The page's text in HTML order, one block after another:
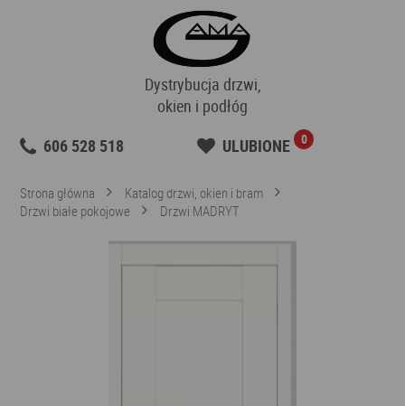
Dystrybucja drzwi,
okien i podłóg
606 528 518
ULUBIONE 0
Strona główna
Katalog drzwi, okien i bram
Drzwi białe pokojowe
Drzwi MADRYT